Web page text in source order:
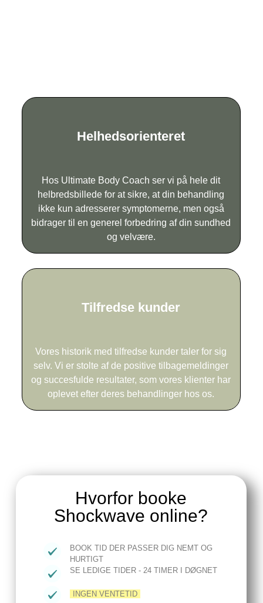
Helhedsorienteret
Hos Ultimate Body Coach ser vi på hele dit
helbredsbillede for at sikre, at din behandling
ikke kun adresserer symptomerne, men også
bidrager til en generel forbedring af din sundhed
og velvære.
Tilfredse kunder
Vores historik med tilfredse kunder taler for sig
selv. Vi er stolte af de positive tilbagemeldinger
og succesfulde resultater, som vores klienter har
oplevet efter deres behandlinger hos os.
Hvorfor booke
Shockwave online?
BOOK TID DER PASSER DIG NEMT OG
HURTIGT
SE LEDIGE TIDER - 24 TIMER I DØGNET
INGEN VENTETID